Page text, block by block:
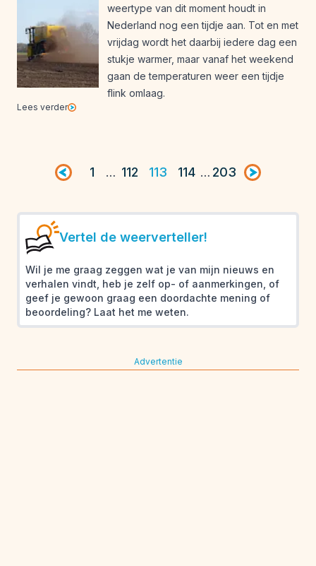
weertype van dit moment houdt in
Nederland nog een tijdje aan. Tot en met
vrijdag wordt het daarbij iedere dag een
stukje warmer, maar vanaf het weekend
gaan de temperaturen weer een tijdje
flink omlaag.
Lees verder
Vorige pagina
1 … 112 113 114 … 203 Volgende
Vertel de weerverteller!
Wil je me graag zeggen wat je van mijn nieuws en
verhalen vindt, heb je zelf op- of aanmerkingen, of
geef je gewoon graag een doordachte mening of
beoordeling? Laat het me weten.
Advertentie